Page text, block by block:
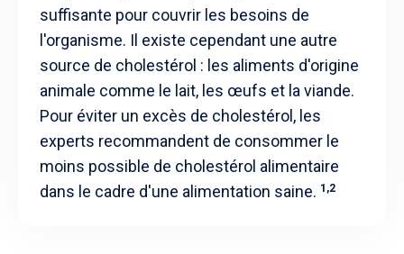
suffisante pour couvrir les besoins de
l'organisme. Il existe cependant une autre
source de cholestérol : les aliments d'origine
animale comme le lait, les œufs et la viande.
Pour éviter un excès de cholestérol, les
experts recommandent de consommer le
moins possible de cholestérol alimentaire
dans le cadre d'une alimentation saine. 1,2